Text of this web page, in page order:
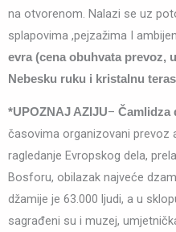
na otvorenom. Nalazi se uz
splapovima ,pejzažima I
evra (cena obuhvata prevoz,
Nebesku ruku i kristalnu
*UPOZNAJ AZIJU– Čamlidza
časovima organizovani
ragledanje Evropskog dela,
Bosforu, obilazak najveće
džamije je 63.000 ljudi, a u
sagrađeni su i muzej,